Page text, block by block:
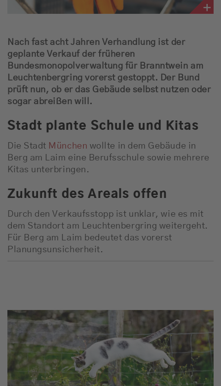
Nach fast acht Jahren Verhandlung ist der
geplante Verkauf der früheren
Bundesmonopolverwaltung für Branntwein am
Leuchtenbergring vorerst gestoppt. Der Bund
prüft nun, ob er das Gebäude selbst nutzen oder
sogar abreißen will.
Stadt plante Schule und Kitas
Die Stadt München wollte in dem Gebäude in
Berg am Laim eine Berufsschule sowie mehrere
Kitas unterbringen.
Zukunft des Areals offen
Durch den Verkaufsstopp ist unklar, wie es mit
dem Standort am Leuchtenbergring weitergeht.
Für Berg am Laim bedeutet das vorerst
Planungsunsicherheit.